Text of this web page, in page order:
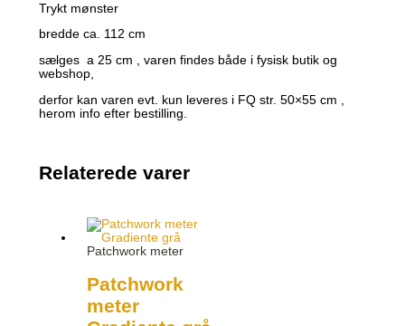
Trykt mønster
bredde ca. 112 cm
sælges a 25 cm , varen findes både i fysisk butik og
webshop,
derfor kan varen evt. kun leveres i FQ str. 50×55 cm ,
herom info efter bestilling.
Relaterede varer
Patchwork meter
Patchwork
meter